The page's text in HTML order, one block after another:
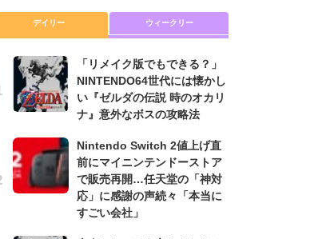
デイリー ウィークリー
「リメイク版でもできる？」
NINTENDO64世代には懐かし
い『ゼルダの伝説 時のオカリ
ナ』意外なボスの攻略法
Nintendo Switch 2値上げ直
前にマイニンテンドーストア
で販売再開…任天堂の「神対
応」に感謝の声続々「本当に
すごい会社」